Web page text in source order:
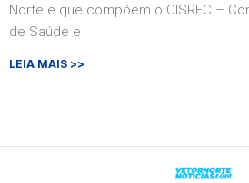
Norte e que compõem o CISREC –
de Saúde e
LEIA MAIS >>